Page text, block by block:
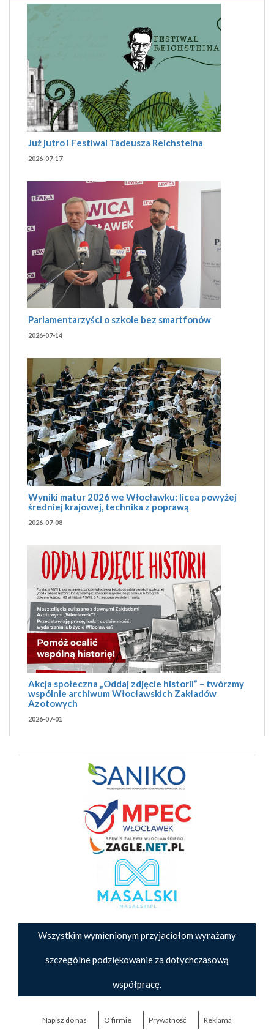
Już jutro I Festiwal Tadeusza Reichsteina
2026-07-17
Parlamentarzyści o szkole bez smartfonów
2026-07-14
Wyniki matur 2026 we Włocławku: licea powyżej
średniej krajowej, technika z poprawą
2026-07-08
Akcja społeczna „Oddaj zdjęcie historii” – twórzmy
wspólnie archiwum Włocławskich Zakładów
Azotowych
2026-07-01
Wszystkim wymienionym przyjaciołom wyrażamy
szczególne podziękowanie za dotychczasową
współpracę.
Napisz do nas O firmie Prywatność Reklama